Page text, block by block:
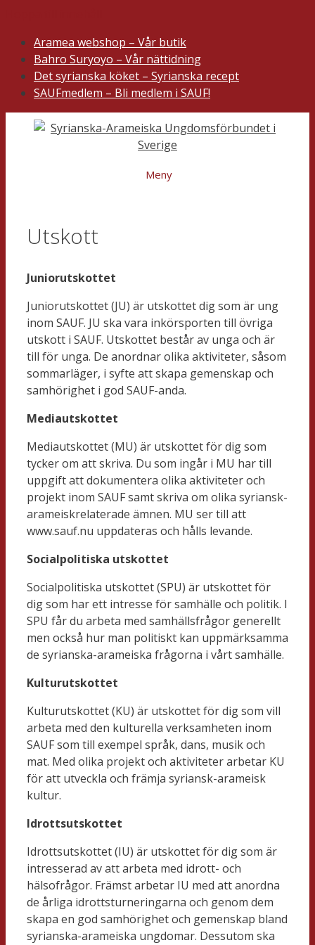
Aramea webshop – Vår butik
Bahro Suryoyo – Vår nättidning
Det syrianska köket – Syrianska recept
SAUFmedlem – Bli medlem i SAUF!
Meny
Utskott
Juniorutskottet
Juniorutskottet (JU) är utskottet dig som är ung
inom SAUF. JU ska vara inkörsporten till övriga
utskott i SAUF. Utskottet består av unga och är
till för unga. De anordnar olika aktiviteter, såsom
sommarläger, i syfte att skapa gemenskap och
samhörighet i god SAUF-anda.
Mediautskottet
Mediautskottet (MU) är utskottet för dig som
tycker om att skriva. Du som ingår i MU har till
uppgift att dokumentera olika aktiviteter och
projekt inom SAUF samt skriva om olika syriansk-
arameiskrelaterade ämnen. MU ser till att
www.sauf.nu uppdateras och hålls levande.
Socialpolitiska utskottet
Socialpolitiska utskottet (SPU) är utskottet för
dig som har ett intresse för samhälle och politik. I
SPU får du arbeta med samhällsfrågor generellt
men också hur man politiskt kan uppmärksamma
de syrianska-arameiska frågorna i vårt samhälle.
Kulturutskottet
Kulturutskottet (KU) är utskottet för dig som vill
arbeta med den kulturella verksamheten inom
SAUF som till exempel språk, dans, musik och
mat. Med olika projekt och aktiviteter arbetar KU
för att utveckla och främja syriansk-arameisk
kultur.
Idrottsutskottet
Idrottsutskottet (IU) är utskottet för dig som är
intresserad av att arbeta med idrott- och
hälsofrågor. Främst arbetar IU med att anordna
de årliga idrottsturneringarna och genom dem
skapa en god samhörighet och gemenskap bland
syrianska-arameiska ungdomar. Dessutom ska